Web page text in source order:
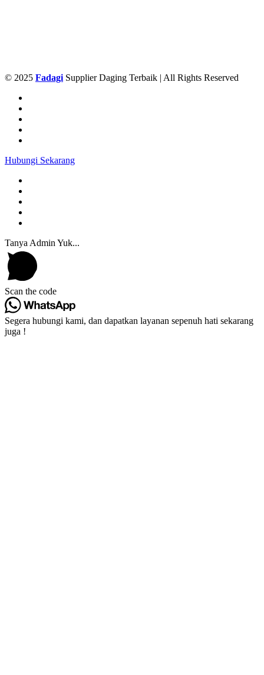
© 2025 Fadagi Supplier Daging Terbaik | All Rights Reserved
Hubungi Sekarang
Tanya Admin Yuk...
Scan the code
Segera hubungi kami, dan dapatkan layanan sepenuh hati sekarang
juga !